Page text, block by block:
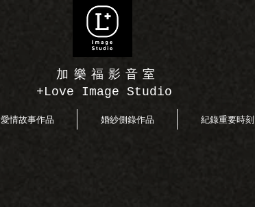
加樂福影音室
+Love Image Studio
愛情故事作品 婚紗側錄作品 紀錄重要時刻